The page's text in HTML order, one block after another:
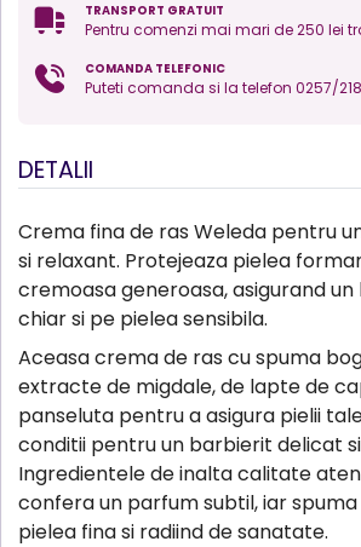
TRANSPORT GRATUIT
Pentru comenzi mai mari de 250 lei
COMANDA TELEFONIC
Puteti comanda si la telefon 0257/
DETALII
Crema fina de ras Weleda pentru
si relaxant. Protejeaza pielea
cremoasa generoasa, asigurand
chiar si pe pielea sensibila.
Aceasa crema de ras cu spuma
extracte de migdale, de lapte de
panseluta pentru a asigura pielii
conditii pentru un barbierit delicat
Ingredientele de inalta calitate
confera un parfum subtil, iar
pielea fina si radiind de sanatate.